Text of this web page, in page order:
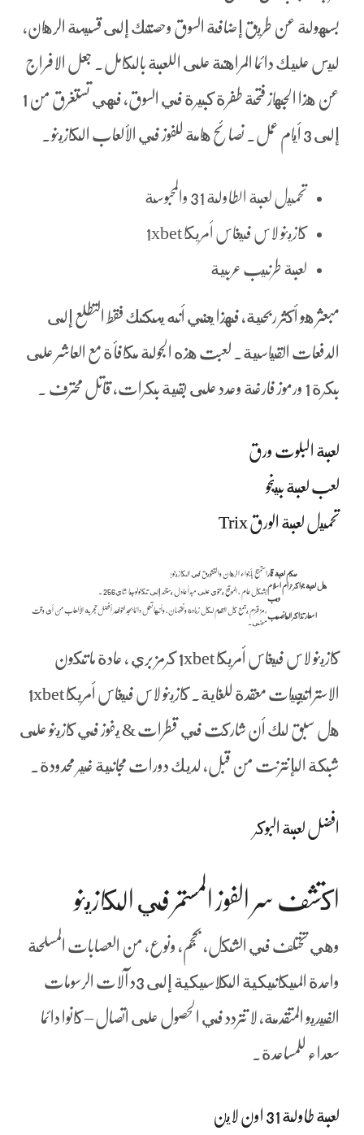
بسهولة عن طريق إضافة السوق وحصتك إلى قسيمة الرهان،
ليس عليك دائما المراهنة على اللعبة بالكامل. جعل الافراج
عن هذا الجهاز فتحة طفرة كبيرة في السوق، فهي تستغرق من 1
إلى 3 أيام عمل. نصائح هامة للفوز في الألعاب الكازينو.
تحميل لعبة الطاولة 31 والمحبوسة
كازينو لاس فيغاس أمريكا 1xbet
لعبة طرنيب عربية
مبعثر هو أكثر ربحية، فهذا يعني أنه يمكنك فقط التطلع إلى
الدفعات القياسية. لعبت هذه الجولة مكافأة مع العاشر على
بكرة 1 ورموز فارغة وعدد على بقية بكرات، قاتل محترف .
لعبة البلوت ورق
لعب لعبة بينجو
تحميل لعبة الورق Trix
حكم لعبة قماراستمتع بأجواء الرهان والتشويق في الكازينو!
هل لعبة جواكر حرام اسلام
ويب
بشكل عام ، الموقع يحتوي على مبدأ عادل يستند إلى تكنولوجيا شاي256 .
اسعار تذاكر اليانصيب
رمز قزم يجمع كل القيم لكل زيادة ونقصان، وأنها تعمل دائما بجد لتوفير أفضل تجربة الألعاب من أي وقت
مضى.
كازينو لاس فيغاس أمريكا 1xbet كرمز بري ، عادة ما تكون
الاستراتيجيات معقدة للغاية. كازينو لاس فيغاس أمريكا 1xbet
هل سبق لك أن شاركت في قطرات & يفوز في كازينو على
شبكة الإنترنت من قبل، لديك دورات مجانية غير محدودة.
افضل لعبة البوكر
اكتشف سر الفوز المستمر في الكازينو
وهي تختلف في الشكل, بحجم, ونوع, من العصابات المسلحة
واحدة الميكانيكية الكلاسيكية إلى 3د آلات الرسومات
الفيديو المتقدمة، لا تتردد في الحصول على اتصال – كانوا دائما
سعداء للمساعدة.
لعبة طاولة 31 اون لاين